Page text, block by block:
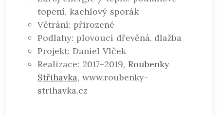
topení, kachlový sporák
Větrání: přirozené
Podlahy: plovoucí dřevěná, dlažba
Projekt: Daniel Vlček
Realizace: 2017–2019, Roubenky
Střihavka, www.roubenky-
strihavka.cz